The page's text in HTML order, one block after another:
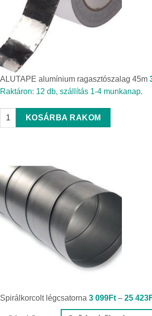
ALUTAPE alumínium ragasztószalag 45m
Raktáron: 12 db, szállítás 1-4 munkanap.
ALUTAPE alumínium ragasztószalag 45m
KOSÁRBA RAKOM
Spirálkorcolt légcsatorna 3 099Ft – 25 423